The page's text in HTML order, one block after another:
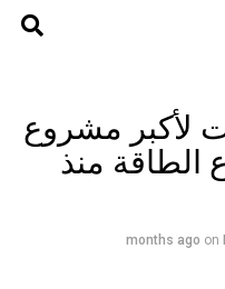
لأكبر مشروع
الطاقة منذ
on